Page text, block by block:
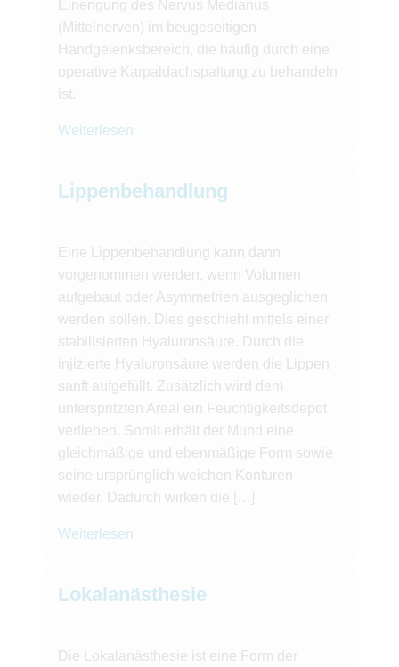
Einengung des Nervus Medianus
(Mittelnerven) im beugeseitigen
Handgelenksbereich, die häufig durch eine
operative Karpaldachspaltung zu behandeln
ist.
Weiterlesen
Lippenbehandlung
Eine Lippenbehandlung kann dann
vorgenommen werden, wenn Volumen
aufgebaut oder Asymmetrien ausgeglichen
werden sollen. Dies geschieht mittels einer
stabilisierten Hyaluronsäure. Durch die
injizierte Hyaluronsäure werden die Lippen
sanft aufgefüllt. Zusätzlich wird dem
unterspritzten Areal ein Feuchtigkeitsdepot
verliehen. Somit erhält der Mund eine
gleichmäßige und ebenmäßige Form sowie
seine ursprünglich weichen Konturen
wieder. Dadurch wirken die […]
Weiterlesen
Lokalanästhesie
Die Lokalanästhesie ist eine Form der